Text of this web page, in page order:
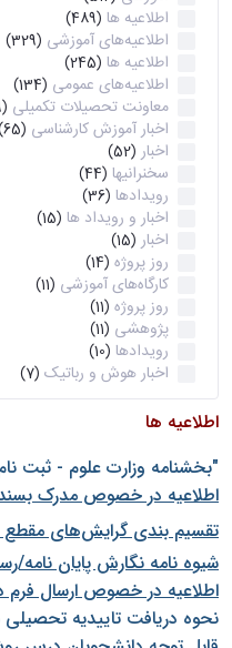
اطلاعیه ها (489)
اطلاعیه‌های‌ آموزشی (329)
اطلاعیه ها (245)
اطلاعیه‌های عمومی (134)
معاونت تحصیلات تکمیلی (79)
اخبار آموزش کارشناسی (65)
اخبار (52)
سخنرانیها (44)
رویدادها (36)
اخبار و رویداد ها (15)
اخبار (15)
روز پروژه (14)
کارگاه‌های آموزشی (11)
روز پروژه (11)
پژوهشی (11)
رویدادها (10)
اخبار هوش و رباتیک (7)
اطلاعیه ها
"بخشنامه وزارت علوم - ثبت
اطلاعیه در خصوص مدرک
تقسیم بندی گرایش‌های مقطع
شيوه نامه نگارش پايان نامه/
اطلاعیه در خصوص ارسال
نحوه دریافت تاییدیه